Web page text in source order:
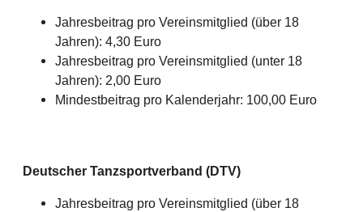
Jahresbeitrag pro Vereinsmitglied (über 18
Jahren): 4,30 Euro
Jahresbeitrag pro Vereinsmitglied (unter 18
Jahren): 2,00 Euro
Mindestbeitrag pro Kalenderjahr: 100,00 Euro
Deutscher Tanzsportverband (DTV)
Jahresbeitrag pro Vereinsmitglied (über 18